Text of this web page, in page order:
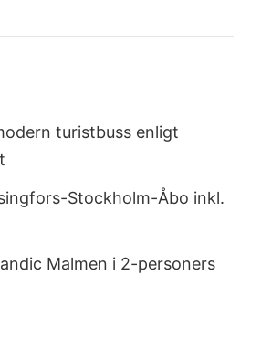
turistbuss enligt
Stockholm-Åbo inkl.
Malmen i 2-personers